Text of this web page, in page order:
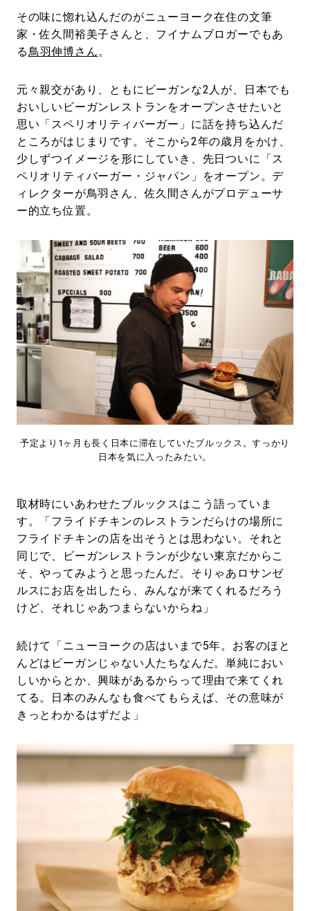
その味に惚れ込んだのがニューヨーク在住の文筆
家・佐久間裕美子さんと、フイナムブロガーでもあ
る鳥羽伸博さん。
元々親交があり、ともにビーガンな2人が、日本でも
おいしいビーガンレストランをオープンさせたいと
思い「スペリオリティバーガー」に話を持ち込んだ
ところがはじまりです。そこから2年の歳月をかけ、
少しずつイメージを形にしていき、先日ついに「ス
ペリオリティバーガー・ジャパン」をオープン。デ
ィレクターが鳥羽さん、佐久間さんがプロデューサ
ー的立ち位置。
予定より1ヶ月も長く日本に滞在していたブルックス。すっかり
日本を気に入ったみたい。
取材時にいあわせたブルックスはこう語っていま
す。「フライドチキンのレストランだらけの場所に
フライドチキンの店を出そうとは思わない。それと
同じで、ビーガンレストランが少ない東京だからこ
そ、やってみようと思ったんだ。そりゃあロサンゼ
ルスにお店を出したら、みんなが来てくれるだろう
けど、それじゃあつまらないからね」
続けて「ニューヨークの店はいまで5年。お客のほと
んどはビーガンじゃない人たちなんだ。単純におい
しいからとか、興味があるからって理由で来てくれ
てる。日本のみんなも食べてもらえば、その意味が
きっとわかるはずだよ」